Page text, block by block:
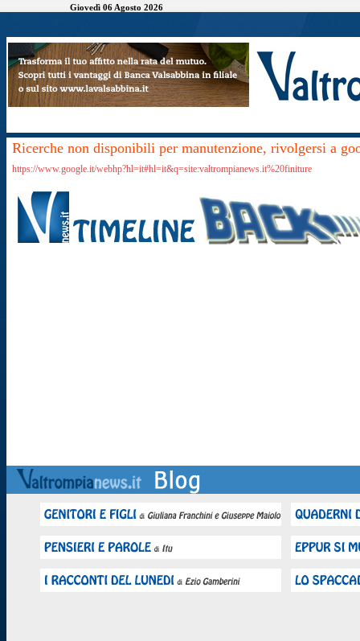
Giovedì 06 Agosto 2026
Ricerche non disponibili per manutenzione, rivolgersi a
https://www.google.it/webhp?hl=it#hl=it&q=site:valtrompianews.it%20finiture